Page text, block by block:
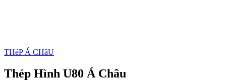
THéP Á CHâU
Thép Hình U80 Á Châu